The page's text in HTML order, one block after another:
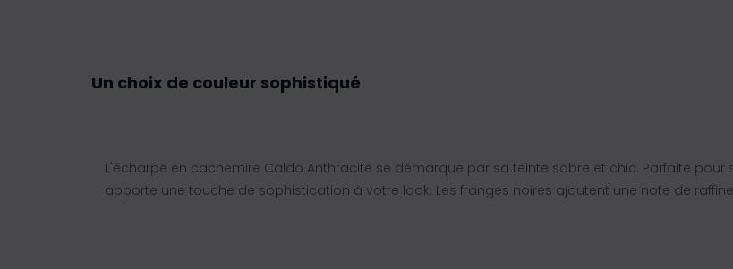
Un choix de couleur sophistiqué
L'écharpe en cachemire Caldo Anthracite se démarque par sa teinte sobre et chic. Parfaite
apporte une touche de sophistication à votre look. Les franges noires ajoutent une note de